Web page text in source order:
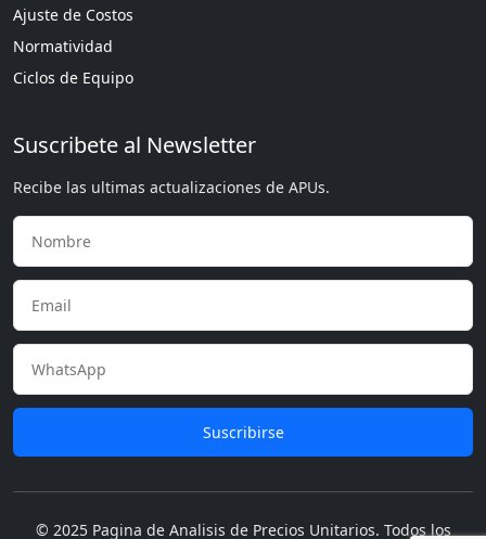
Ajuste de Costos
Normatividad
Ciclos de Equipo
Suscribete al Newsletter
Recibe las ultimas actualizaciones de APUs.
Suscribirse
© 2025 Pagina de Analisis de Precios Unitarios. Todos los